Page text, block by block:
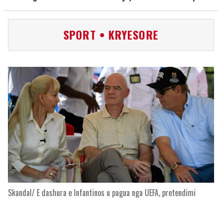
SPORT • KRYESORE
Skandal/ E dashura e Infantinos u pagua nga UEFA, pretendimi